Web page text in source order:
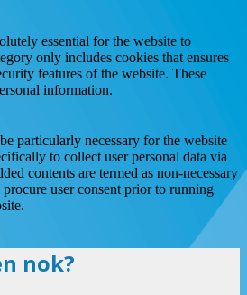
essential for the website to
only includes cookies that ensures
features of the website. These
information.
particularly necessary for the website
to collect user personal data via
contents are termed as non-necessary
user consent prior to running
nok?